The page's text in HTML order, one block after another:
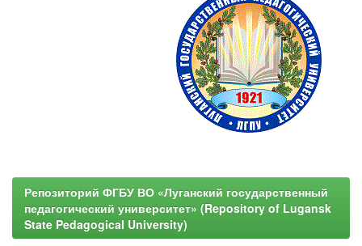
Репозиторий ФГБУ ВО «Луганский государственный
педагогический университет» (Repository of Lugansk
State Pedagogical University)